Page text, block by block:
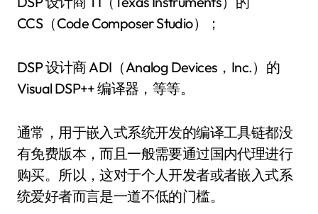
CCS（Code Composer Studio）；
DSP 设计商 ADI（Analog Devices，Inc.）的
Visual DSP++ 编译器，等等。
通常，用于嵌入式系统开发的编译工具链都没
有免费版本，而且一般需要通过国内代理进行
购买。所以，这对于个人开发者或者嵌入式系
统爱好者而言是一道不低的门槛。